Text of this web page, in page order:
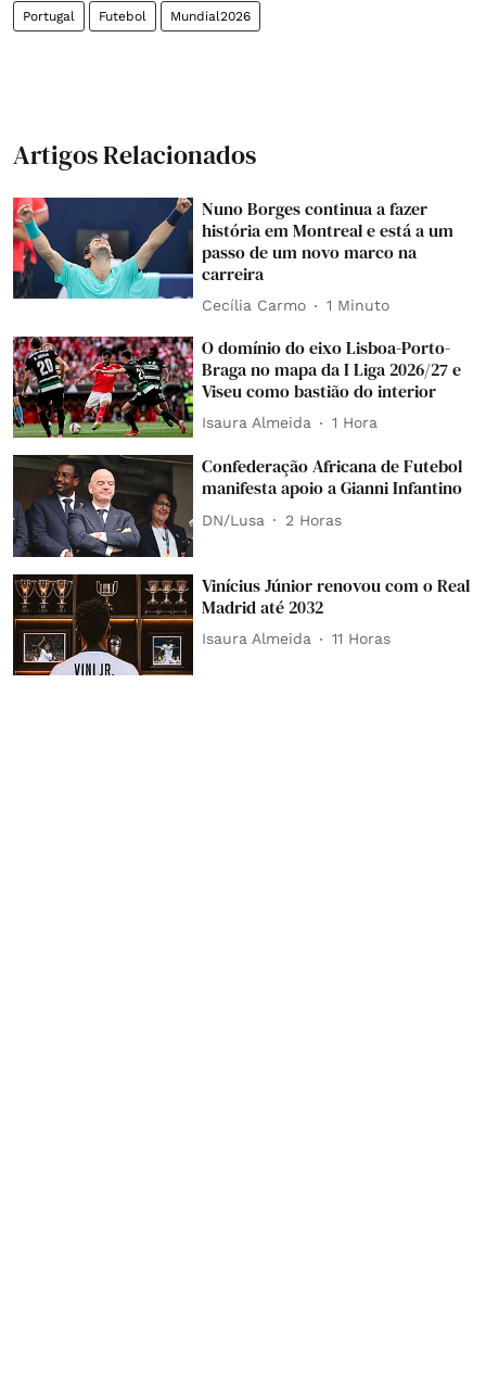
Portugal Futebol Mundial2026
Artigos Relacionados
Nuno Borges continua a fazer
história em Montreal e está a um
passo de um novo marco na
carreira
Cecília Carmo 1 Minuto
O domínio do eixo Lisboa-Porto-
Braga no mapa da I Liga 2026/27 e
Viseu como bastião do interior
Isaura Almeida 1 Hora
Confederação Africana de Futebol
manifesta apoio a Gianni Infantino
DN/Lusa 2 Horas
Vinícius Júnior renovou com o Real
Madrid até 2032
Isaura Almeida 11 Horas